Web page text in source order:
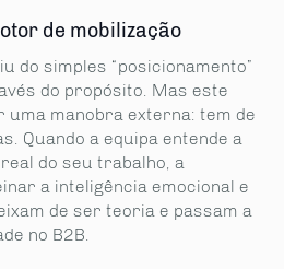
de mobilização
do simples “posicionamento”
do propósito. Mas este
uma manobra externa: tem de
Quando a equipa entende a
do seu trabalho, a
a inteligência emocional e
de ser teoria e passam a
no B2B.